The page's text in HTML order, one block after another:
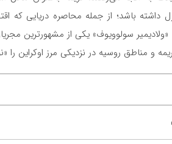
داشته باشد؛ از جمله محاصره دریایی
«ولادیمیر سولوویوف» یکی از مشهورترین
و مناطق روسیه در نزدیکی مرز اوکراین را